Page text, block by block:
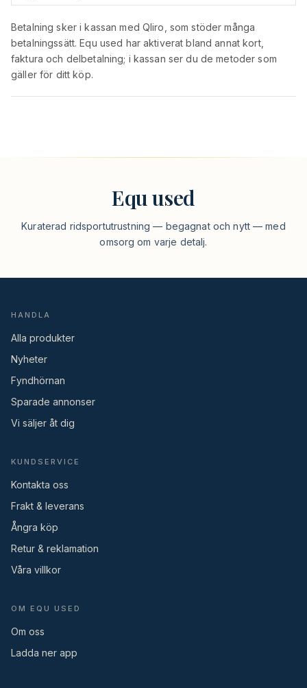
Betalning sker i kassan med Qliro, som stöder många
betalningssätt. Equ used har aktiverat bland annat kort,
faktura och delbetalning; i kassan ser du de metoder som
gäller för ditt köp.
Equ used
Kuraterad ridsportutrustning — begagnat och nytt — med
omsorg om varje detalj.
HANDLA
Alla produkter
Nyheter
Fyndhörnan
Sparade annonser
Vi säljer åt dig
KUNDSERVICE
Kontakta oss
Frakt & leverans
Ångra köp
Retur & reklamation
Våra villkor
OM EQU USED
Om oss
Ladda ner app